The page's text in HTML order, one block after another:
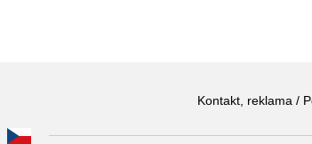
Kontakt, reklama /